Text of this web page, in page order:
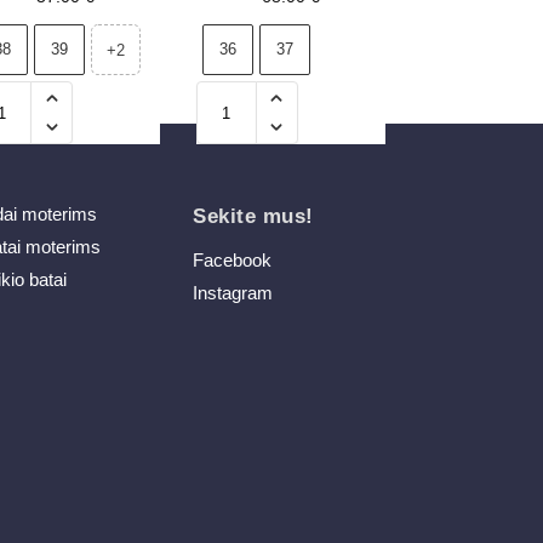
39 +2
Smėlio spalvos
36 37
moterims
moterims
batai
Sekite mus!
Facebook
Instagram